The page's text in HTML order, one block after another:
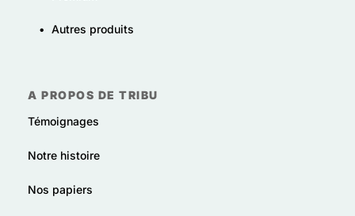
• Autres produits
A PROPOS DE TRIBU
Témoignages
Notre histoire
Nos papiers